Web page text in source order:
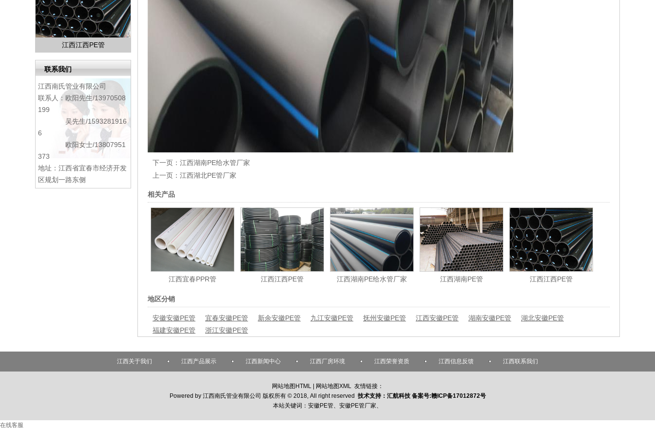
下一页： 江西湖南PE给水管厂家
上一页： 江西湖北PE管厂家
相关产品
江西宜春PPR管 江西江西PE管 江西湖南PE给水管厂家 江西湖南PE管 江西江西PE管
地区分销
安徽安徽PE管 宜春安徽PE管 新余安徽PE管 九江安徽PE管 抚州安徽PE管 江西安徽PE管 湖南安徽PE管
湖北安徽PE管
福建安徽PE管
浙江安徽PE管
江西江西PE管
联系我们
江西南氏管业有限公司
联系人：欧阳先生/13970508
199
吴先生/1593281916
6
欧阳女士/13807951
373
地址：江西省宜春市经济开发
区规划一路东侧
江西关于我们 江西产品展示 江西新闻中心 江西厂房环境 江西荣誉资质 江西信息反馈 江西联系我们
网站地图HTML| 网站地图XML友情链接：
Powered by 江西南氏管业有限公司 版权所有 © 2018, All right reserved 技术支持：汇航科技 备案号:赣ICP备17012872号
本站关键词： 安徽PE管、 安徽PE管厂家、
在线客服